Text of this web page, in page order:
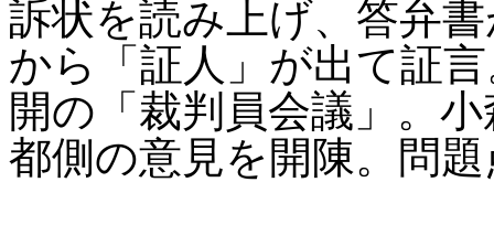
訴状を読み上げ、答弁
から「証人」が出て証
開の「裁判員会議」。
都側の意見を開陳。問